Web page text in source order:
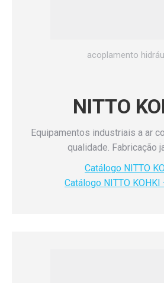
acoplamento
NITTO
Equipamentos industriais a ar
qualidade. Fabricação
Catálogo NITTO
Catálogo NITTO KOHKI